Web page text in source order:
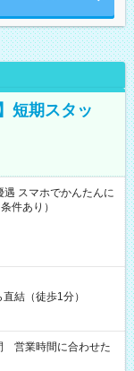
短期スタッ
スマホでかんたんに
件あり）
結（徒歩1分）